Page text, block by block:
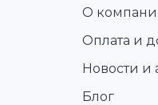
О
Оплата и
Новости и
Блог